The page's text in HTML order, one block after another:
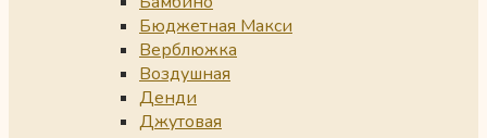
Бюджетная Макси
Верблюжка
Воздушная
Денди
Джутовая